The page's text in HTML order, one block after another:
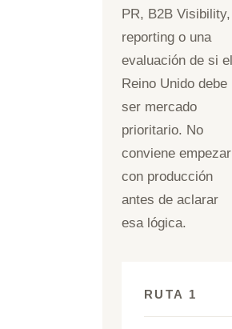
PR, B2B Visibility,
reporting o una
evaluación de si el
Reino Unido debe
ser mercado
prioritario. No
conviene empezar
con producción
antes de aclarar
esa lógica.
RUTA 1